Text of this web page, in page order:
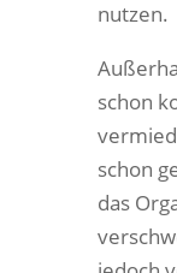
nutzen.
schon
schon
das